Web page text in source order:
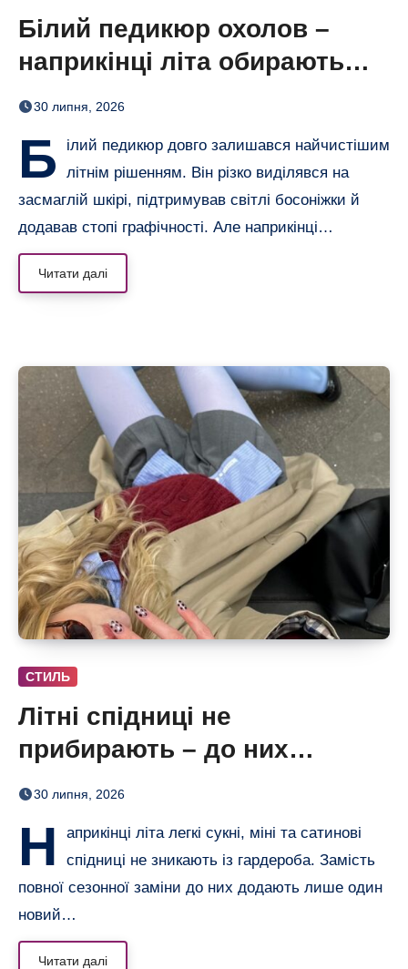
Білий педикюр охолов –
наприкінці літа обирають
сіро-блакитний
30 липня, 2026
Б
ілий педикюр довго залишався найчистішим
літнім рішенням. Він різко виділявся на
засмаглій шкірі, підтримував світлі босоніжки й
додавав стопі графічності. Але наприкінці…
Читати далі
СТИЛЬ
Літні спідниці не
прибирають – до них
додають кольорові колготки
30 липня, 2026
Н
априкінці літа легкі сукні, міні та сатинові
спідниці не зникають із гардероба. Замість
повної сезонної заміни до них додають лише один
новий…
Читати далі